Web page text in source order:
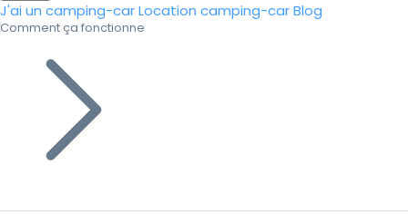
J'ai un camping-carLocation camping-carBlog
Comment ça fonctionne